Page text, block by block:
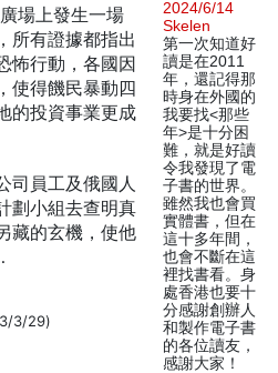
場上發生一場
所有證據都指出
怖行動，各國因
使得饑民暴動四
的投資事業更成
司員工及俄國人
劃小組去查明真
藏的玄機，使他
3/29)
2024/6/14
Skelen
第一次知道好
讀是在2011
年，還記得那
時身在外國的
我要找<那些
年>是十分困
難，就是好讀
令我發現了電
子書的世界。
雖然我也會買
實體書，但在
這十多年間，
也會不斷在這
裡找書看。身
處香港也要十
分感謝創辦人
和製作電子書
的各位讀友，
感謝大家！